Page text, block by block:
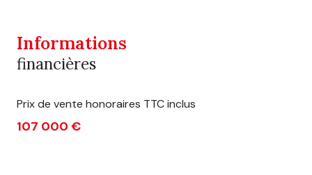
Informations
financières
Prix de vente honoraires TTC inclus
107 000 €